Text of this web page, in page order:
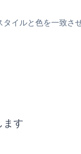
イルと色を一致
す